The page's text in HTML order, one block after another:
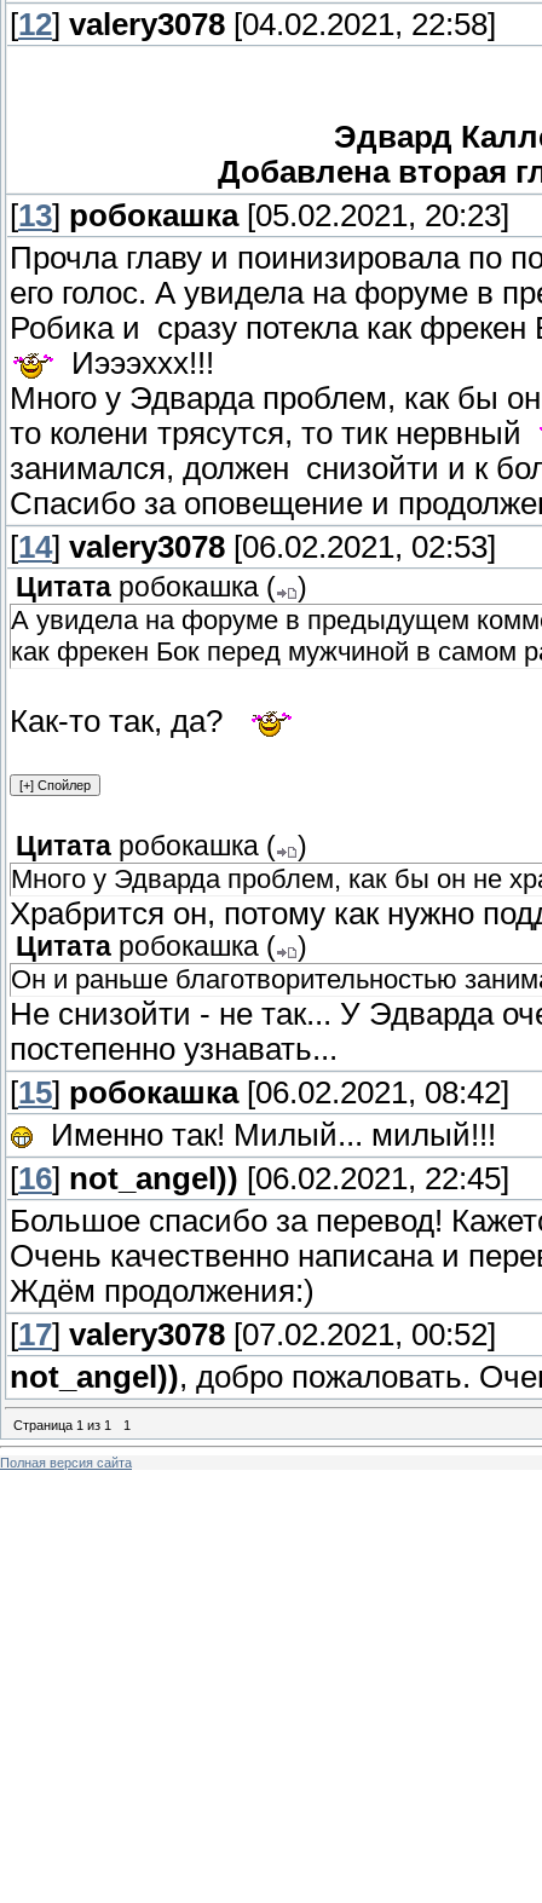
[12] valery3078 [04.02.2021, 22:58]
Эдвард
Добавлена вторая
[13] робокашка[05.02.2021, 20:23]
Прочла главу и поинизировала по
его голос. А увидела на форуме в
Робика и сразу потекла как
Иэээххх!!!
Много у Эдварда проблем, как бы
то колени трясутся, то тик нервный
занимался, должен снизойти и к
Спасибо за оповещение и
[14] valery3078 [06.02.2021, 02:53]
Цитата робокашка (
)
А увидела на форуме в предыдущем
как фрекен Бок перед мужчиной в самом
Как-то так, да?
Цитата робокашка (
)
Много у Эдварда проблем, как бы он не
Храбрится он, потому как нужно
Цитата робокашка (
)
Он и раньше благотворительностью
Не снизойти - не так... У Эдварда
постепенно узнавать...
[15] робокашка[06.02.2021, 08:42]
Именно так! Милый... милый!!!
[16] not_angel)) [06.02.2021, 22:45]
Большое спасибо за перевод!
Очень качественно написана и
Ждём продолжения:)
[17] valery3078 [07.02.2021, 00:52]
not_angel)), добро пожаловать.
Страница 1 из 1 1
Полная версия сайта